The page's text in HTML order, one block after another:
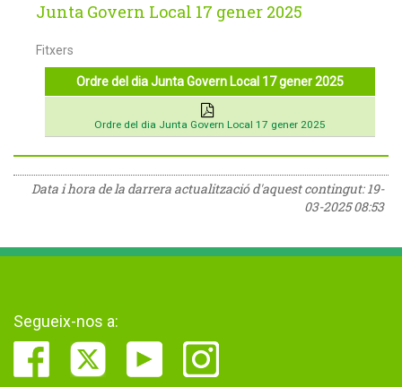
Junta Govern Local 17 gener 2025
Fitxers
Ordre del dia Junta Govern Local 17 gener 2025
Ordre del dia Junta Govern Local 17 gener 2025
Data i hora de la darrera actualització d'aquest contingut:19-
03-2025 08:53
Segueix-nos a: